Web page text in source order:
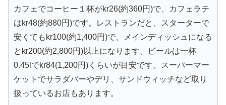
カフェでコーヒー１杯がkr26(約360円)で、カフェラテ
はkr48(約880円)です。レストランだと、スターターで
安くてもkr100(約1,400円)で、メインディッシュになる
とkr200(約2,800円)以上になります。ビールは一杯
0.45lでkr84(1,200円)くらいが目安です。スーパーマー
ケットでサラダバーやデリ、サンドウィッチなど取り
扱っているお店もあります。